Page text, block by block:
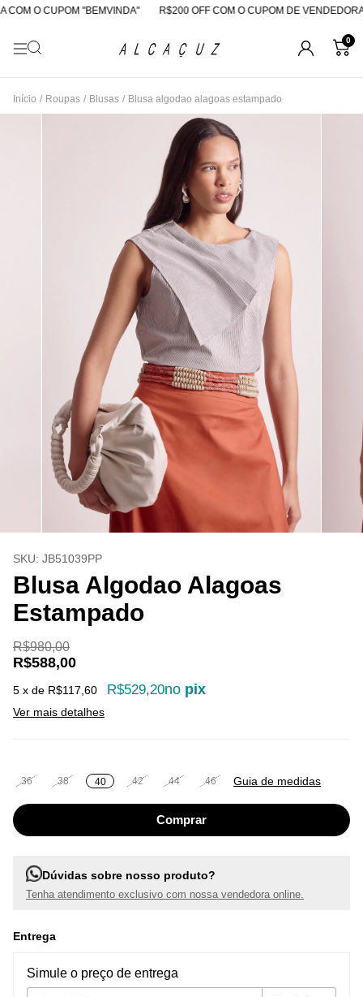
O CUPOM "BEMVINDA" R$200 OFF COM O CUPOM DE VENDEDORA
0
Início / Roupas / Blusas / Blusa algodao alagoas estampado
SKU: JB51039PP
Blusa Algodao Alagoas
Estampado
R$980,00
R$588,00
5 x de R$117,60 R$529,20no pix
Ver mais detalhes
36 38 40 42 44 46 Guia de medidas
Dúvidas sobre nosso produto?
Tenha atendimento exclusivo com nossa vendedora online.
Entrega
Entregas para o CEP:
Simule o preço de entrega